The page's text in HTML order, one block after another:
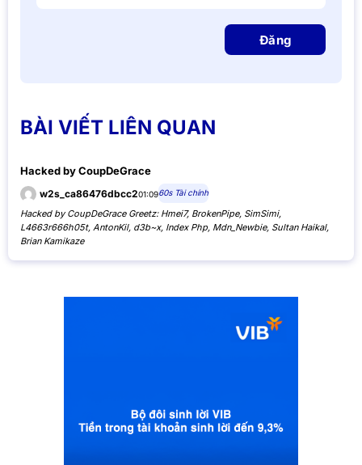
Đăng
BÀI VIẾT LIÊN QUAN
Hacked by CoupDeGrace
w2s_ca86476dbcc201:0960s Tài chính
Hacked by CoupDeGrace Greetz: Hmei7, BrokenPipe, SimSimi,
L4663r666h05t, AntonKil, d3b~x, Index Php, Mdn_Newbie, Sultan Haikal,
Brian Kamikaze